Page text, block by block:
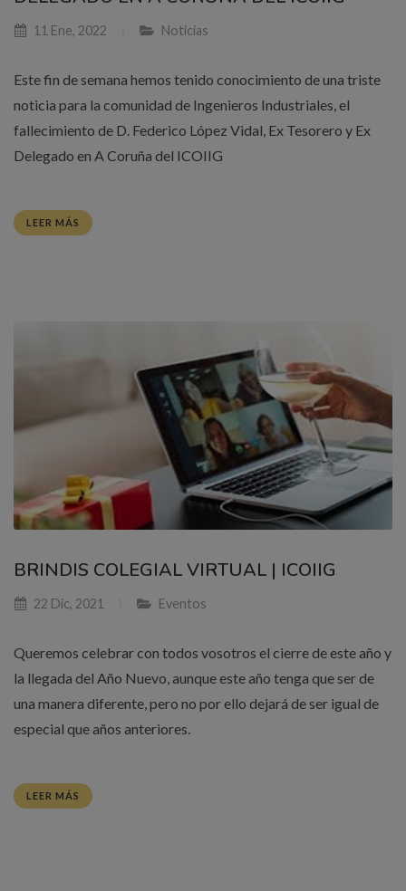
11 Ene, 2022 Noticias
Este fin de semana hemos tenido conocimiento de una triste
noticia para la comunidad de Ingenieros Industriales, el
fallecimiento de D. Federico López Vidal, Ex Tesorero y Ex
Delegado en A Coruña del ICOIIG
LEER MÁS
BRINDIS COLEGIAL VIRTUAL | ICOIIG
22 Dic, 2021 Eventos
Queremos celebrar con todos vosotros el cierre de este año y
la llegada del Año Nuevo, aunque este año tenga que ser de
una manera diferente, pero no por ello dejará de ser igual de
especial que años anteriores.
LEER MÁS